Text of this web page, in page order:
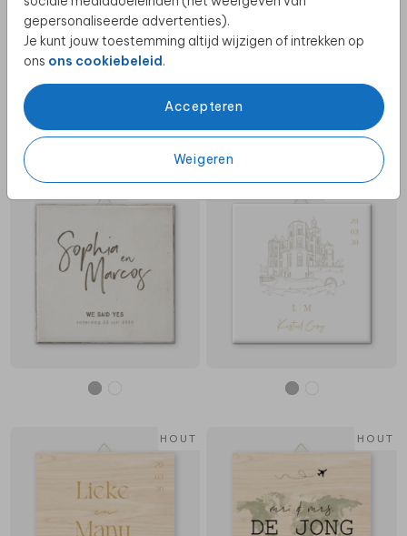
gepersonaliseerde advertenties).
Je kunt jouw toestemming altijd wijzigen of intrekken op
ons ons cookiebeleid.
Accepteren
Weigeren
HOUT HOUT